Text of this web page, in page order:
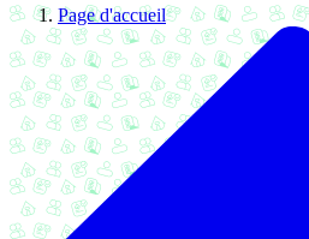
Page d'accueil